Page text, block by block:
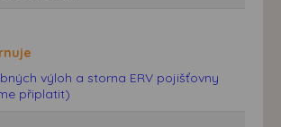
výloh a storna ERV pojišťovny
připlatit)